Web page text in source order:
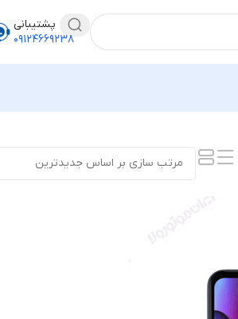
پشتیبانی
۰۹۱۲۴۶۶۹۲۳۸